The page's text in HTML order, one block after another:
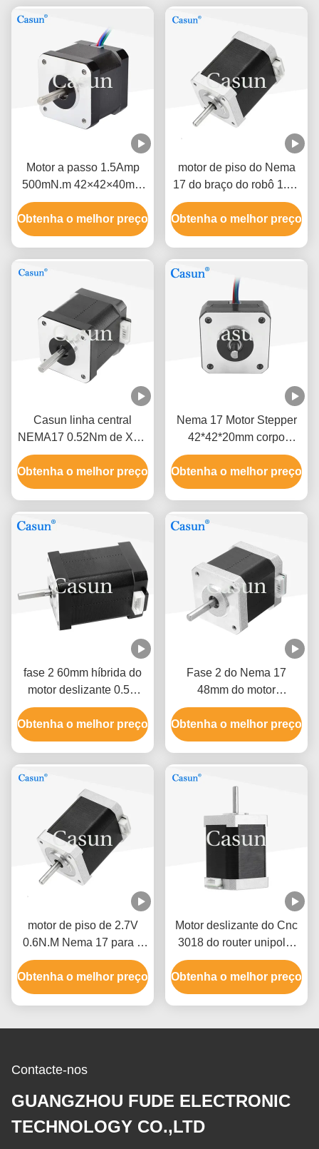
Motor a passo 1.5Amp
500mN.m 42×42×40mm
NEMA 17 com ISO CE
Obtenha o melhor preço
motor de piso do Nema
17 do braço do robô 1.2A
1,8 graus elevada
precisão de 2 fases
Obtenha o melhor preço
Casun linha central
NEMA17 0.52Nm de XYZ
do motor de piso de 2
fases
Obtenha o melhor preço
Nema 17 Motor Stepper
42*42*20mm corpo
ultrafinho 1.0A 130mN.m
para Equipamento
Médico
Obtenha o melhor preço
fase 2 60mm híbrida do
motor deslizante 0.5A
0.78N.M de Nema 17 da
impressora 3D
Obtenha o melhor preço
Fase 2 do Nema 17
48mm do motor
deslizante 1.5A do NEMA
17 de Casun 0.45N.M 1,8
graus
Obtenha o melhor preço
motor de piso de 2.7V
0.6N.M Nema 17 para o
instrumento de medição
de XYZ
Obtenha o melhor preço
Motor deslizante do Cnc
3018 do router unipolar
1.7A 60mm do Cnc do
Nema 17
Obtenha o melhor preço
Contacte-nos
GUANGZHOU FUDE ELECTRONIC
TECHNOLOGY CO.,LTD